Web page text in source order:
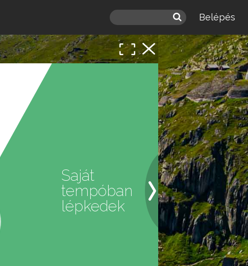
Belépés
Saját
tempóban
lépkedek
a